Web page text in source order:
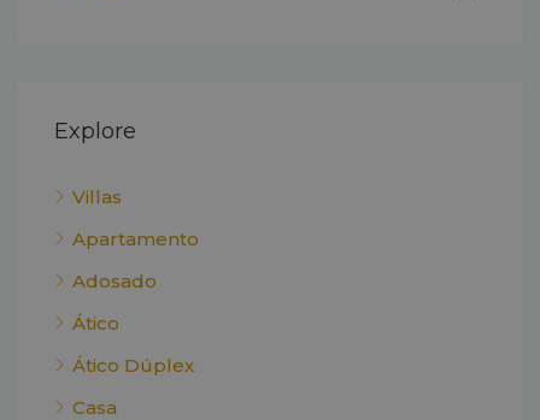
Explore
Villas
Apartamento
Adosado
Ático
Ático Dúplex
Casa